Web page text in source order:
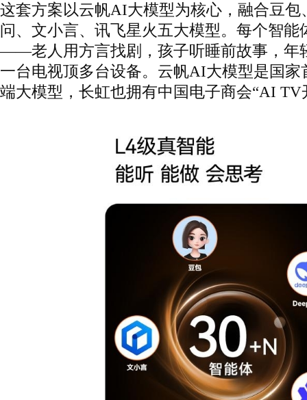
这套方案以云帆AI大模型为核心，融合豆包
问、文小言、讯飞星火五大模型。每个智能
——老人用方言找剧，孩子听睡前故事，年
一台电视顶多台设备。云帆AI大模型是国家
端大模型，长虹也拥有中国电子商会“AI TV